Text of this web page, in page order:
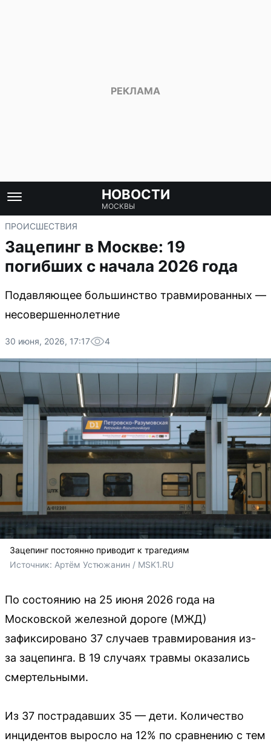
НОВОСТИ
МОСКВЫ
ПРОИСШЕСТВИЯ
Зацепинг в Москве: 19
погибших с начала 2026 года
Подавляющее большинство травмированных —
несовершеннолетние
30 июня, 2026, 17:17 4
Зацепинг постоянно приводит к трагедиям
Источник: Артём Устюжанин / MSK1.RU
По состоянию на 25 июня 2026 года на
Московской железной дороге (МЖД)
зафиксировано 37 случаев травмирования из-
за зацепинга. В 19 случаях травмы оказались
смертельными.
Из 37 пострадавших 35 — дети. Количество
инцидентов выросло на 12% по сравнению с тем